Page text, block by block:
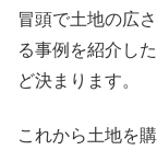
冒頭で土地の広
る事例を紹介し
ど決まります。
これから土地を